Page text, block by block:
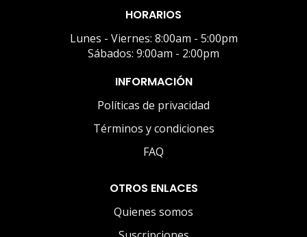
HORARIOS
Lunes - Viernes: 8:00am - 5:00pm
Sábados: 9:00am - 2:00pm
INFORMACIÓN
Políticas de privacidad
Términos y condiciones
FAQ
OTROS ENLACES
Quienes somos